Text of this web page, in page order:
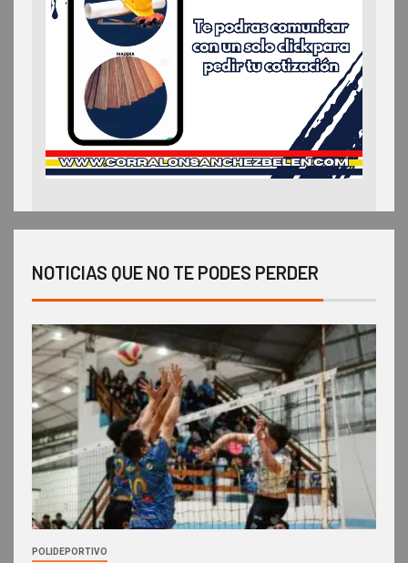
NOTICIAS QUE NO TE PODES PERDER
POLIDEPORTIVO